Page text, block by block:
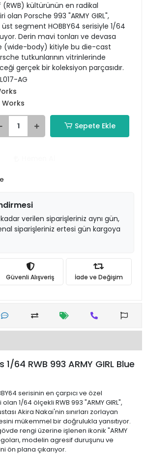
kültürünün en radikal
olan Porsche 993 "ARMY GIRL",
segment HOBBY64 serisiyle 1/64
Derin mavi tonları ve devasa
(wide-body) kitiyle bu die-cast
tutkunlarının vitrinlerinde
gerçek bir koleksiyon parçasıdır.
AG
Sepete Ekle
verilen siparişleriniz aynı gün,
siparişleriniz ertesi gün kargoya
Güvenli Alışveriş İade ve Değişim
64 RWB 993 ARMY GIRL Blue
serisinin en çarpıcı ve özel
1/64 ölçekli RWB 993 "ARMY GIRL",
Akira Nakai'nin sınırları zorlayan
mükemmel bir doğrulukla yansıtıyor.
rengi üzerine işlenen ikonik "ARMY
modelin agresif duruşunu ve
ön plana çıkarıyor.